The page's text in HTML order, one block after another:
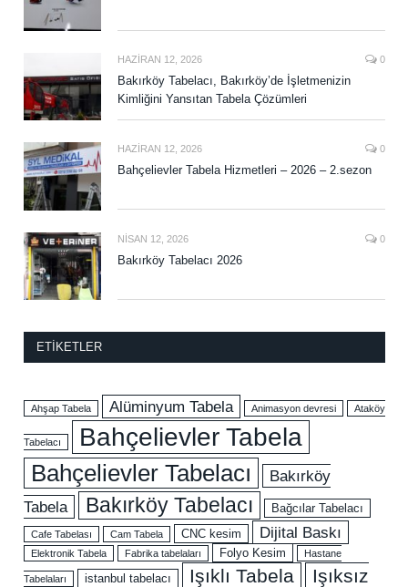
HAZIRAN 12, 2026 0
Bakırköy Tabelacı, Bakırköy’de İşletmenizin
Kimliğini Yansıtan Tabela Çözümleri
HAZIRAN 12, 2026 0
Bahçelievler Tabela Hizmetleri – 2026 – 2.sezon
NISAN 12, 2026 0
Bakırköy Tabelacı 2026
ETIKETLER
Ahşap Tabela Alüminyum Tabela Animasyon devresi Ataköy
Tabelacı Bahçelievler Tabela
Bahçelievler Tabelacı
Bakırköy
Tabela
Bakırköy Tabelacı Bağcılar Tabelacı
Cafe Tabelası Cam Tabela CNC kesim Dijital Baskı
Elektronik Tabela Fabrika tabelaları Folyo Kesim Hastane
Tabelaları istanbul tabelacı Işıklı Tabela
Işıksız